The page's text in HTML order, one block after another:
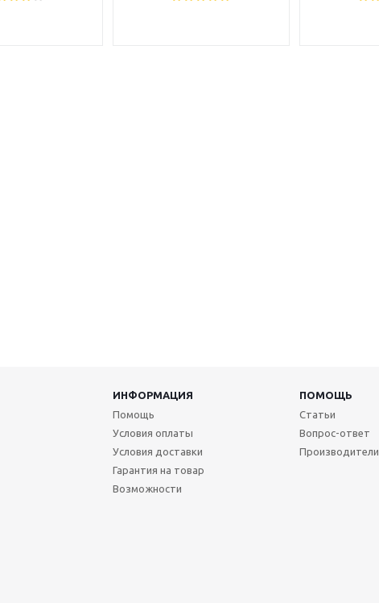
ИНФОРМАЦИЯ
ПОМОЩЬ
Помощь
Условия оплаты
Условия доставки
Гарантия на товар
Возможности
Статьи
Вопрос-ответ
Производители